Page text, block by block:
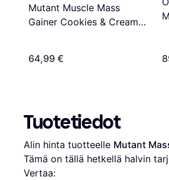
Mutant Muscle Mass
Gainer Cookies & Cream
64,99 €
Tuotetiedot
Alin hinta tuotteelle Mutant
Tämä on tällä hetkellä halvin
Vertaa: